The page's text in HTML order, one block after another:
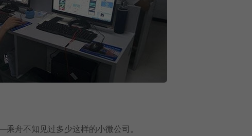
舟不知见过多少这样的小微公司。